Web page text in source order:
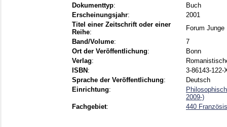
Dokumenttyp:
Buch
Erscheinungsjahr:
2001
Titel einer Zeitschrift oder einer
Reihe:
Forum
Band/Volume:
7
Ort der Veröffentlichung:
Bonn
Verlag:
ISBN :
3-86143-122-
Sprache der Veröffentlichung:
Deutsch
Einrichtung:
2009-)
Fachgebiet: 440